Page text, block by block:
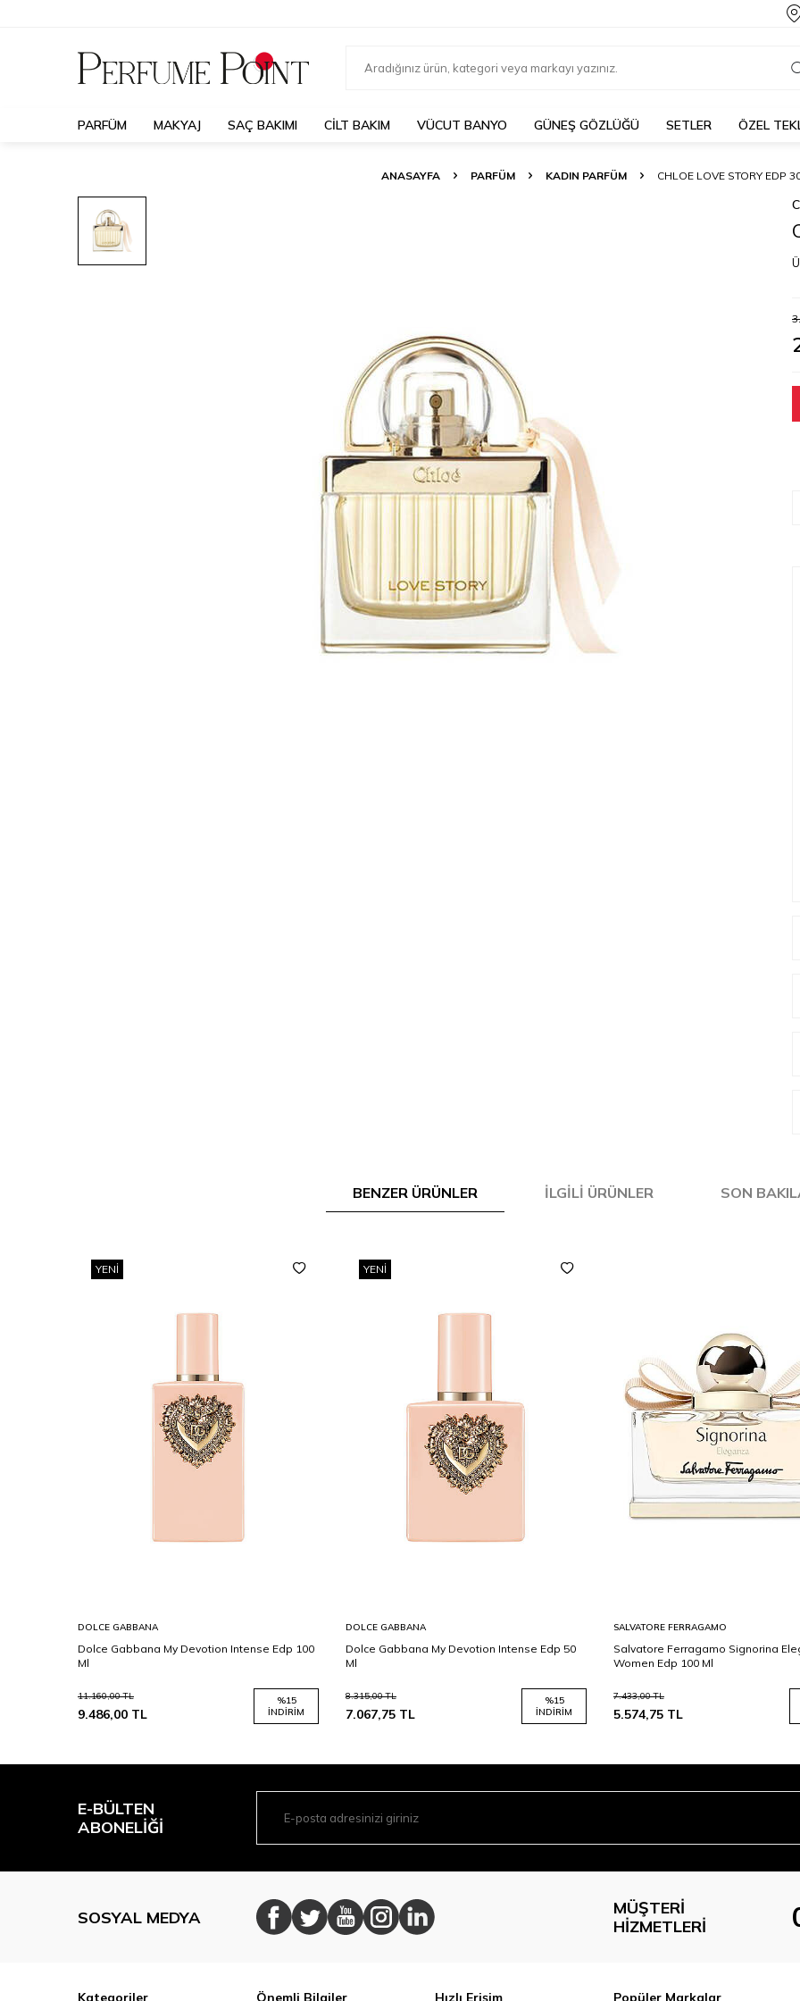
PARFÜM MAKYAJ SAÇ BAKIMI CILT BAKIM VÜCUT BANYO GÜNEŞ GÖZLÜĞÜ SETLER ÖZEL
ANASAYFA PARFÜM KADIN PARFÜM CHLOE LOVE STORY EDP
BENZER ÜRÜNLER İLGILI ÜRÜNLER SON
YENI
DOLCE GABBANA
Dolce Gabbana My Devotion Intense Edp 100
Ml
11.160,00TL
9.486,00 TL
%15
İNDIRIM
YENI
DOLCE GABBANA
Dolce Gabbana My Devotion Intense Edp 50
Ml
8.315,00TL
7.067,75 TL
%15
İNDIRIM
SALVATORE FERRAGAMO
Salvatore Ferragamo Signorina
Women Edp 100 Ml
7.433,00TL
5.574,75 TL
E-BÜLTEN
ABONELIĞI
SOSYAL MEDYA
MÜŞTERI
HIZMETLERI
Kategoriler Önemli Bilgiler Hızlı Erişim Popüler Markalar